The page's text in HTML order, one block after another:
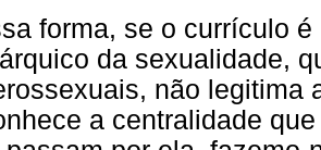
forma, se o currículo
da sexualidade,
não legitima
a centralidade